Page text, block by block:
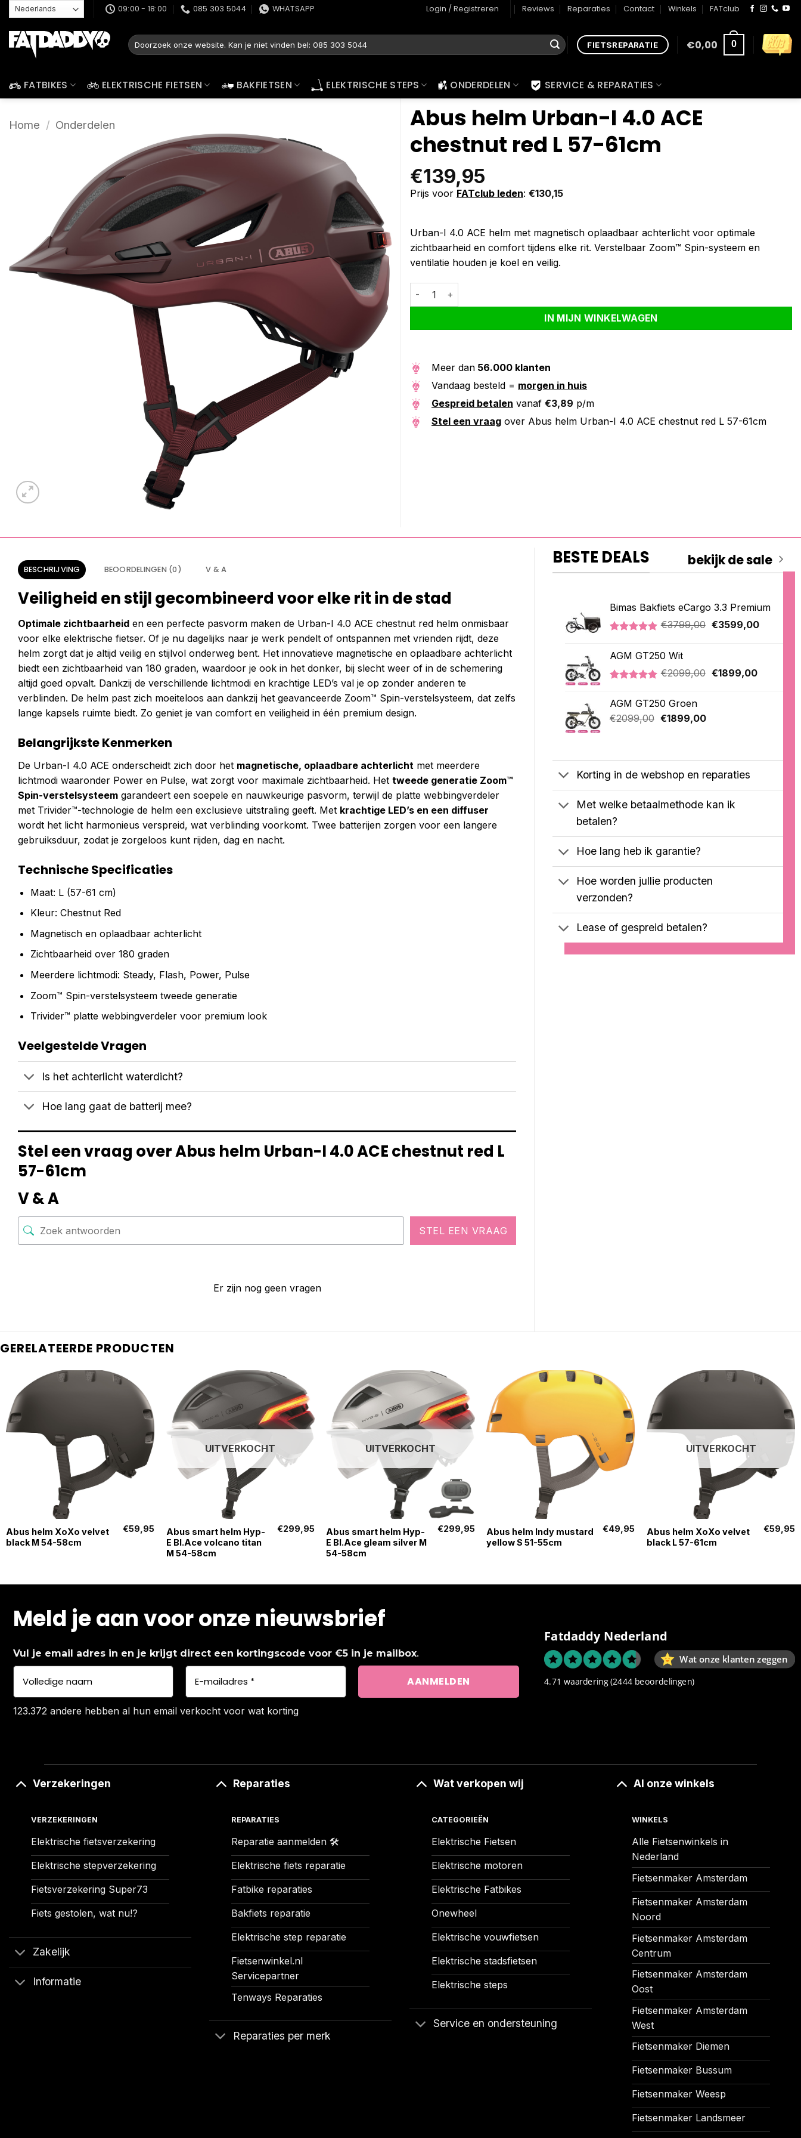
naar
inhoud
09:00 - 18:00 085 303 5044 WHATSAPP Login / Registreren Reviews Reparaties Contact Winkels FATclub
Zoeken
naar:
FIETSREPARATIE €0,00 0
FATBIKES ELEKTRISCHE FIETSEN BAKFIETSEN ELEKTRISCHE STEPS ONDERDELEN SERVICE & REPARATIES
Home / Onderdelen
Abus helm Urban-I 4.0 ACE
chestnut red L 57-61cm
€139,95
Prijs voor FATclub leden: €130,15
Urban-I 4.0 ACE helm met magnetisch oplaadbaar achterlicht voor optimale
zichtbaarheid en comfort tijdens elke rit. Verstelbaar Zoom™ Spin-systeem en
ventilatie houden je koel en veilig.
Abus helm Urban-I 4.0 ACE chestnut red L 57-61cm aantal
IN MIJN WINKELWAGEN
Alternative:
Meer dan 56.000 klanten
Vandaag besteld = morgen in huis
Gespreid betalen vanaf €3,89 p/m
Stel een vraag over Abus helm Urban-I 4.0 ACE chestnut red L 57-61cm
BESCHRIJVING BEOORDELINGEN (0) V & A
Veiligheid en stijl gecombineerd voor elke rit in de stad
Optimale zichtbaarheid en een perfecte pasvorm maken de Urban-I 4.0 ACE chestnut red helm onmisbaar
voor elke elektrische fietser. Of je nu dagelijks naar je werk pendelt of ontspannen met vrienden rijdt, deze
helm zorgt dat je altijd veilig en stijlvol onderweg bent. Het innovatieve magnetische en oplaadbare achterlicht
biedt een zichtbaarheid van 180 graden, waardoor je ook in het donker, bij slecht weer of in de schemering
altijd goed opvalt. Dankzij de verschillende lichtmodi en krachtige LED’s val je op zonder anderen te
verblinden. De helm past zich moeiteloos aan dankzij het geavanceerde Zoom™ Spin-verstelsysteem, dat zelfs
lange kapsels ruimte biedt. Zo geniet je van comfort en veiligheid in één premium design.
Belangrijkste Kenmerken
De Urban-I 4.0 ACE onderscheidt zich door het magnetische, oplaadbare achterlicht met meerdere
lichtmodi waaronder Power en Pulse, wat zorgt voor maximale zichtbaarheid. Het tweede generatie Zoom™
Spin-verstelsysteem garandeert een soepele en nauwkeurige pasvorm, terwijl de platte webbingverdeler
met Trivider™-technologie de helm een exclusieve uitstraling geeft. Met krachtige LED’s en een diffuser
wordt het licht harmonieus verspreid, wat verblinding voorkomt. Twee batterijen zorgen voor een langere
gebruiksduur, zodat je zorgeloos kunt rijden, dag en nacht.
Technische Specificaties
Maat: L (57-61 cm)
Kleur: Chestnut Red
Magnetisch en oplaadbaar achterlicht
Zichtbaarheid over 180 graden
Meerdere lichtmodi: Steady, Flash, Power, Pulse
Zoom™ Spin-verstelsysteem tweede generatie
Trivider™ platte webbingverdeler voor premium look
Veelgestelde Vragen
Is het achterlicht waterdicht?
Hoe lang gaat de batterij mee?
Stel een vraag over Abus helm Urban-I 4.0 ACE chestnut red L
57-61cm
V & A
STEL EEN VRAAG
Er zijn nog geen vragen
BESTE DEALS bekijk de sale
Bimas Bakfiets eCargo 3.3 Premium
gebaseerd
op
klantbeoordelingen
€3799,00 Oorspronkelijke
€3599,00Huidige
AGM GT250 Wit
5.00 op 5
gebaseerd
op
klantbeoordeling
€2099,00 Oorspronkelijke
€1899,00Huidige
AGM GT250 Groen
€2099,00 Oorspronkelijke
€1899,00Huidige
Korting in de webshop en reparaties
Met welke betaalmethode kan ik
betalen?
Hoe lang heb ik garantie?
Hoe worden jullie producten
verzonden?
Lease of gespreid betalen?
GERELATEERDE PRODUCTEN
Abus helm XoXo velvet
black M 54-58cm
€59,95
UITVERKOCHT
Abus smart helm Hyp-
E Bl.Ace volcano titan
M 54-58cm
€299,95
UITVERKOCHT
Abus smart helm Hyp-
E Bl.Ace gleam silver M
54-58cm
€299,95
Abus helm Indy mustard
yellow S 51-55cm
€49,95
UITVERKOCHT
Abus helm XoXo velvet
black L 57-61cm
€59,95
Meld je aan voor onze nieuwsbrief
Vul je email adres in en je krijgt direct een kortingscode voor €5 in je mailbox.
123.372 andere hebben al hun email verkocht voor wat korting
Fatdaddy Nederland
Wat onze klanten zeggen
4.71 waardering (2444 beoordelingen)
Verzekeringen
VERZEKERINGEN
Elektrische fietsverzekering
Elektrische stepverzekering
Fietsverzekering Super73
Fiets gestolen, wat nu!?
Zakelijk
Informatie
Reparaties
REPARATIES
Reparatie aanmelden 🛠️
Elektrische fiets reparatie
Fatbike reparaties
Bakfiets reparatie
Elektrische step reparatie
Fietsenwinkel.nl
Servicepartner
Tenways Reparaties
Reparaties per merk
Wat verkopen wij
CATEGORIEËN
Elektrische Fietsen
Elektrische motoren
Elektrische Fatbikes
Onewheel
Elektrische vouwfietsen
Elektrische stadsfietsen
Elektrische steps
Service en ondersteuning
Al onze winkels
WINKELS
Alle Fietsenwinkels in
Nederland
Fietsenmaker Amsterdam
Fietsenmaker Amsterdam
Noord
Fietsenmaker Amsterdam
Centrum
Fietsenmaker Amsterdam
Oost
Fietsenmaker Amsterdam
West
Fietsenmaker Diemen
Fietsenmaker Bussum
Fietsenmaker Weesp
Fietsenmaker Landsmeer